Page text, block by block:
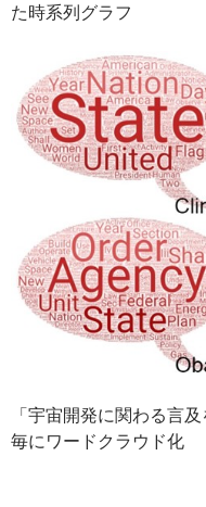
た時系列グラフ
「宇宙開発に関わる言
毎にワードクラウド化